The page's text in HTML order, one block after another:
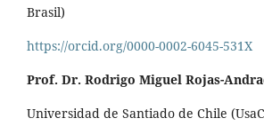
Brasil)
https://orcid.org/0000-0002-6045-531X
Prof. Dr. Rodrigo Miguel Rojas-
Universidad de Santiado de Chile